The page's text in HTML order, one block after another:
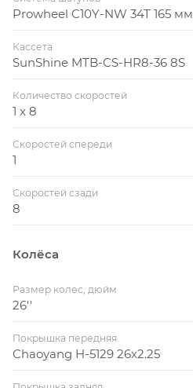
Prowheel C10Y-NW 34T 165 мм
Кассета
SunShine MTB-CS-HR8-36 8S
Количество скоростей
1 x 8
Скоростей спереди
1
Скоростей сзади
8
Колёса
Размер колес, дюйм
26''
Покрышка передняя
Chaoyang H-5129 26x2.25